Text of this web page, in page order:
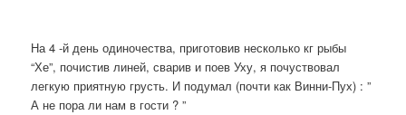
На 4 -й день одиночества, приготовив несколько кг рыбы
“Хе”, почистив линей, сварив и поев Уху, я почуствовал
легкую приятную грусть. И подумал (почти как Винни-Пух) : ”
А не пора ли нам в гости ? ”